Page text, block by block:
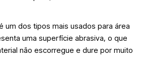
um dos tipos mais usados para área
uma superfície abrasiva, o que
não escorregue e dure por muito